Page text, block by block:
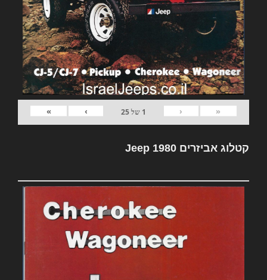
«
‹
1 של25
›
»
קטלוג אביזרים Jeep 1980